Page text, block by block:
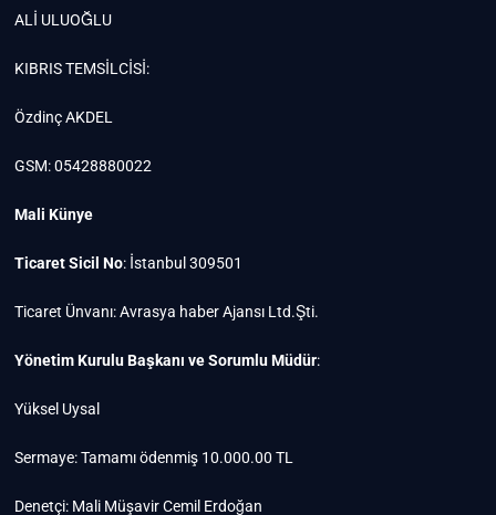
ALİ ULUOĞLU
KIBRIS TEMSİLCİSİ:
Özdinç AKDEL
GSM: 05428880022
Mali Künye
Ticaret Sicil No: İstanbul 309501
Ticaret Ünvanı: Avrasya haber Ajansı Ltd.Şti.
Yönetim Kurulu Başkanı ve Sorumlu Müdür:
Yüksel Uysal
Sermaye: Tamamı ödenmiş 10.000.00 TL
Denetçi: Mali Müşavir Cemil Erdoğan